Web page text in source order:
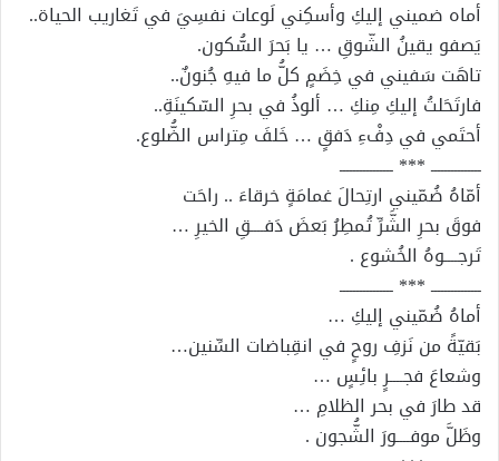
أماه ضميني إليكِ وأسكِني لَوعات نفسِيَ في تَغاريب الحياة..
يَصفو يقينُ الشّوقِ … يا بَحرَ السُّكون.
تاهَت سَفيني في خِضَمٍ كلُّ ما فيهِ جُنونٌ..
فارتَحَلتُ إليكِ مِنكِ … ألوذُ في بحرِ السّكينَةِ..
أحتَمي في دِفْءِ دَفقٍ … خَلفَ مِتراس الضُّلوع.
ـــــــــــــــ *** ــــــــــــــــ
أمّاهُ ضُمّيني ارتِحالَ غمامَةٍ خرقاءَ .. راحَت
فوقَ بحرِ الشَّرِّ تُمطِرُ بَعضَ دَفــــقِ الخيرِ …
تَرجــــوهُ الخُشوع .
ـــــــــــــــ *** ــــــــــــــــ
أماهُ ضُمّيني إليكِ …
بَقيّةً من نَزفِ روحٍ في انقِباضات السِّنين…
وشعاعَ فجــــرٍ بائِسٍ …
قد طارَ في بحر الظلامِ …
وظَلَّ موفــــورَ الشُّجون .